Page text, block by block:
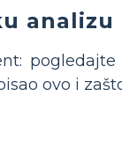
ovo i